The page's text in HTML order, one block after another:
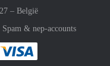
– België
Spam & nep-accounts
Paypalaf met Mastercard
gemakkelijk af met Meastro